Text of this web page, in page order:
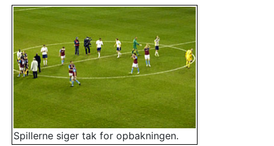
Spillerne siger tak for opbakningen.